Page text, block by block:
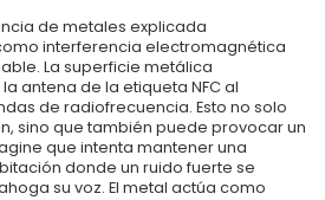
de metales explicada
interferencia electromagnética
La superficie metálica
antena de la etiqueta NFC al
de radiofrecuencia. Esto no solo
sino que también puede provocar un
que intenta mantener una
donde un ruido fuerte se
su voz. El metal actúa como